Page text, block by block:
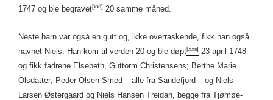
1747 og ble begravet[xxi] 20 samme måned.
Neste barn var også en gutt og, ikke overraskende, fikk han også
navnet Niels. Han kom til verden 20 og ble døpt[xxii] 23 april 1748
og fikk fadrene Elsebeth, Guttorm Christensens; Berthe Marie
Olsdatter; Peder Olsen Smed – alle fra Sandefjord – og Niels
Larsen Østergaard og Niels Hansen Treidan, begge fra Tjømøe-